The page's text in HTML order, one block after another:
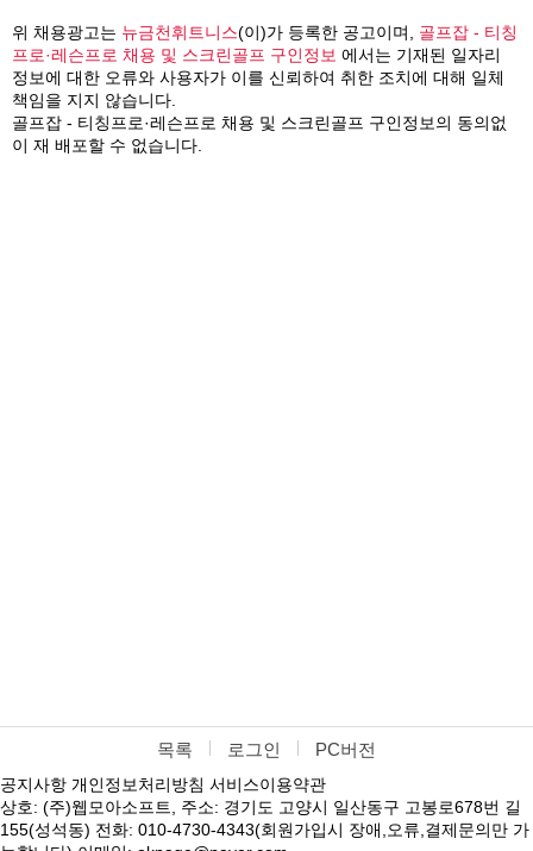
위 채용광고는 뉴금천휘트니스(이)가 등록한 공고이며, 골프잡 - 티칭
프로·레슨프로 채용 및 스크린골프 구인정보 에서는 기재된 일자리
정보에 대한 오류와 사용자가 이를 신뢰하여 취한 조치에 대해 일체
책임을 지지 않습니다.
골프잡 - 티칭프로·레슨프로 채용 및 스크린골프 구인정보의 동의없
이 재 배포할 수 없습니다.
목록 로그인 PC버전
공지사항 개인정보처리방침 서비스이용약관
상호: (주)웹모아소프트, 주소: 경기도 고양시 일산동구 고봉로678번 길
155(성석동) 전화: 010-4730-4343(회원가입시 장애,오류,결제문의만 가